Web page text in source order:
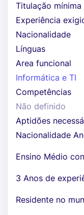
Titulação mínima
Experiência
Nacionalidade
Línguas
Area funcional
Informática e TI
Competências
Não definido
Aptidões
Nacionalidade
Ensino Médio
3 Anos de
Residente no